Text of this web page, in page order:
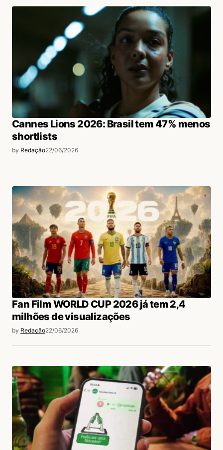
Cannes Lions 2026: Brasil tem 47% menos
shortlists
by Redação22/06/2026
Fan Film WORLD CUP 2026 já tem 2,4
milhões de visualizações
by Redação22/06/2026